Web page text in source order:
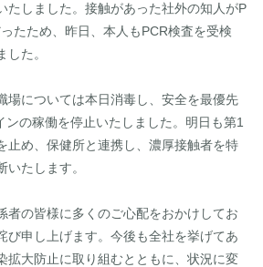
たしました。接触があった社外の知人がP
たため、昨日、本人もPCR検査を受検
した。
については本日消毒し、安全を最優先
の稼働を停止いたしました。明日も第1
止め、保健所と連携し、濃厚接触者を特
たします。
の皆様に多くのご心配をおかけしてお
び申し上げます。今後も全社を挙げてあ
拡大防止に取り組むとともに、状況に変